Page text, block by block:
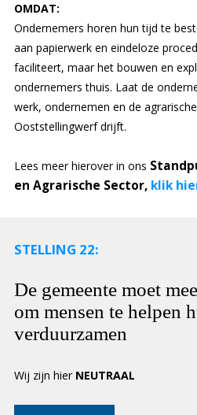
OMDAT:
Ondernemers horen hun tijd te
aan papierwerk en eindeloze
faciliteert, maar het bouwen en
ondernemers thuis. Laat de
werk, ondernemen en de
Ooststellingwerf drijft.
Lees meer hierover in ons
en Agrarische Sector, klik
STELLING 22:
De gemeente moet
om mensen te helpen
verduurzamen
Wij zijn hier NEUTRAAL